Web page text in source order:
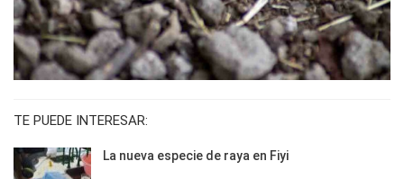
TE PUEDE INTERESAR:
La nueva especie de raya en Fiyi